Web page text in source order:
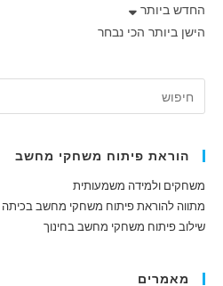
החדש ביותר
הישן ביותר הכי נבחר
הוראת פיתוח משחקי מחשב
משחקים ולמידה משמעותית
מתווה להוראת פיתוח משחקי מחשב בכיתה
שילוב פיתוח משחקי מחשב בחינוך
מאמרים